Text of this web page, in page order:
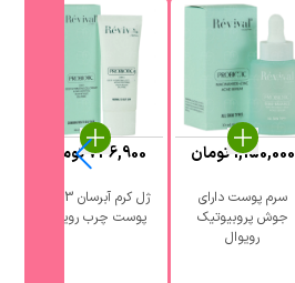
سرم پوست دارای
جوش پروبیوتیک
رویوال
1,150,000تومان
پوست چرب رویوال
736,900تومان